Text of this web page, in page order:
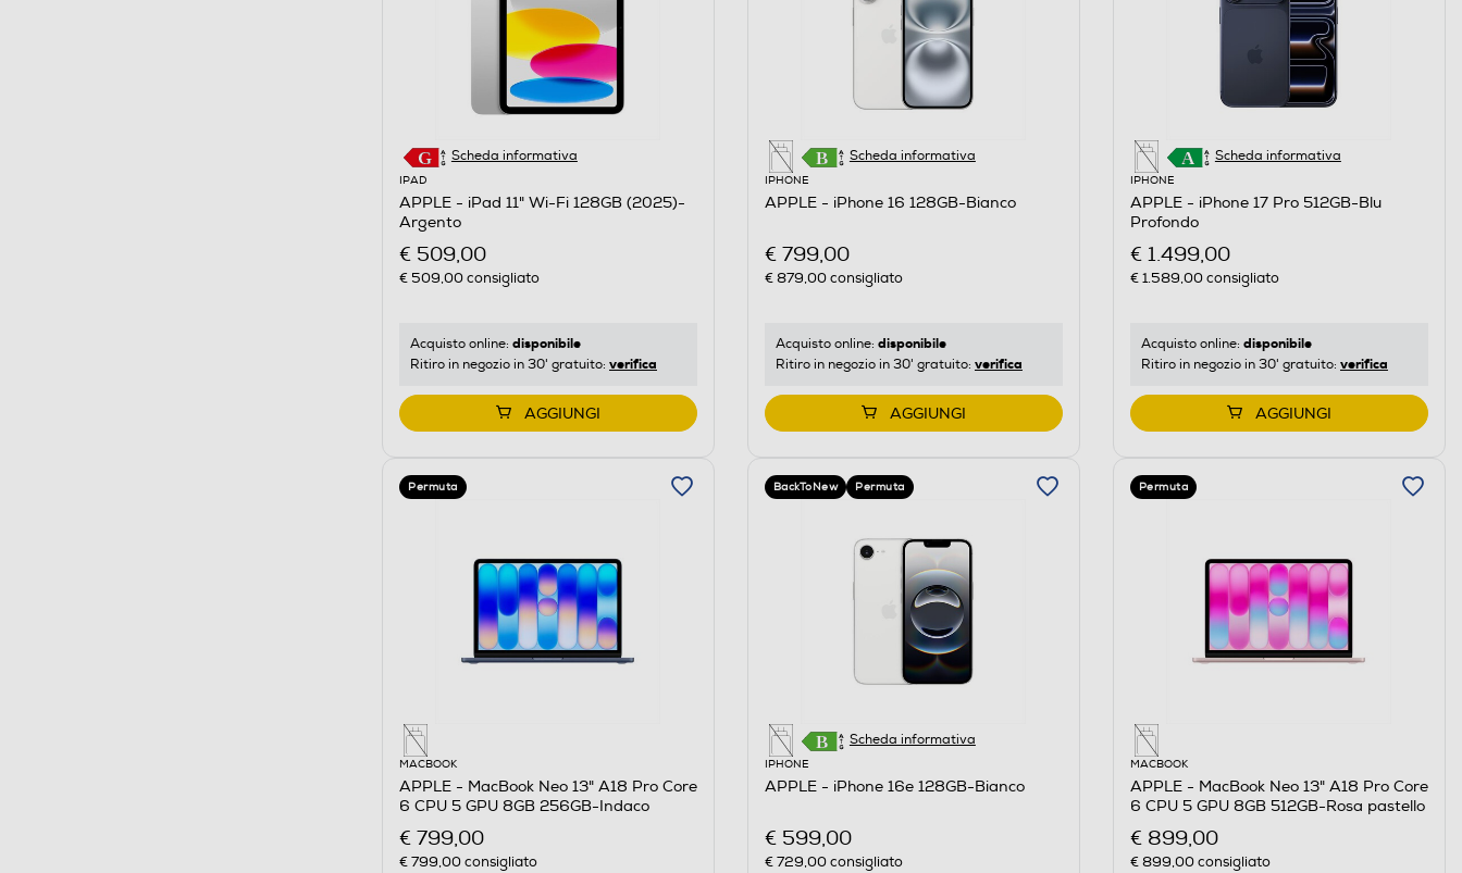
Scheda informativa
IPAD
APPLE - iPad 11" Wi-Fi 128GB (2025)-
Argento
€ 509,00
€ 509,00consigliato
Acquisto online: disponibile
Ritiro in negozio in 30' gratuito: verifica
AGGIUNGI
Scheda informativa
IPHONE
APPLE - iPhone 16 128GB-Bianco
€ 799,00
€ 879,00consigliato
Acquisto online: disponibile
Ritiro in negozio in 30' gratuito: verifica
AGGIUNGI
Scheda informativa
IPHONE
APPLE - iPhone 17 Pro 512GB-Blu
Profondo
€ 1.499,00
€ 1.589,00consigliato
Acquisto online: disponibile
Ritiro in negozio in 30' gratuito: verifica
AGGIUNGI
Permuta
MACBOOK
APPLE - MacBook Neo 13" A18 Pro Core
6 CPU 5 GPU 8GB 256GB-Indaco
€ 799,00
€ 799,00consigliato
BackToNew Permuta
Scheda informativa
IPHONE
APPLE - iPhone 16e 128GB-Bianco
€ 599,00
€ 729,00consigliato
Permuta
MACBOOK
APPLE - MacBook Neo 13" A18 Pro Core
6 CPU 5 GPU 8GB 512GB-Rosa pastello
€ 899,00
€ 899,00consigliato